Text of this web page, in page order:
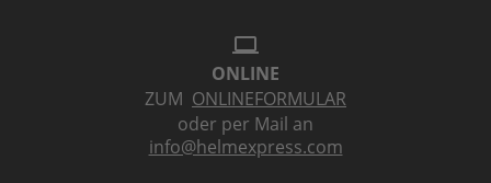
laptop
ONLINE
ZUM ONLINEFORMULAR
oder per Mail an
info@helmexpress.com